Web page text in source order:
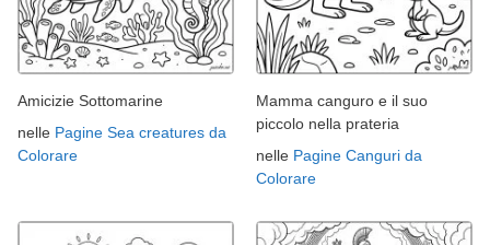
Amicizie Sottomarine
nelle Pagine Sea creatures da
Colorare
Mamma canguro e il suo
piccolo nella prateria
nelle Pagine Canguri da
Colorare